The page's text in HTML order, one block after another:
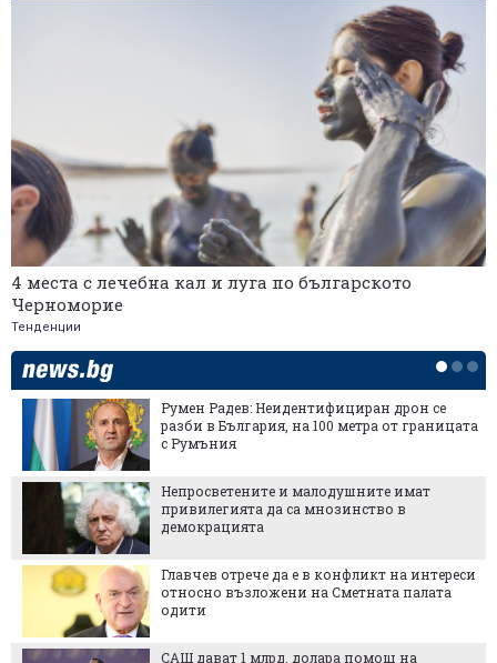
4 места с лечебна кал и луга по българското
Черноморие
Тенденции
Румен Радев: Неидентифициран дрон се
разби в България, на 100 метра от границата
с Румъния
Непросветените и малодушните имат
привилегията да са мнозинство в
демокрацията
Главчев отрече да е в конфликт на интереси
относно възложени на Сметната палата
одити
САЩ дават 1 млрд. долара помощ на